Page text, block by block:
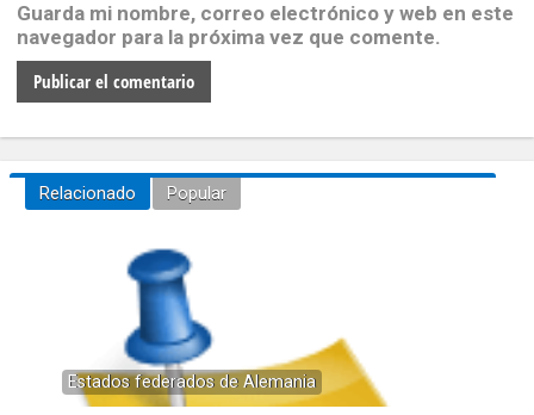
Guarda mi nombre, correo electrónico y web en este
navegador para la próxima vez que comente.
Relacionado Popular
Estados federados de Alemania